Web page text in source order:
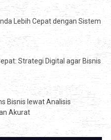
Lebih Cepat dengan Sistem
Strategi Digital agar Bisnis
Bisnis lewat Analisis
Akurat